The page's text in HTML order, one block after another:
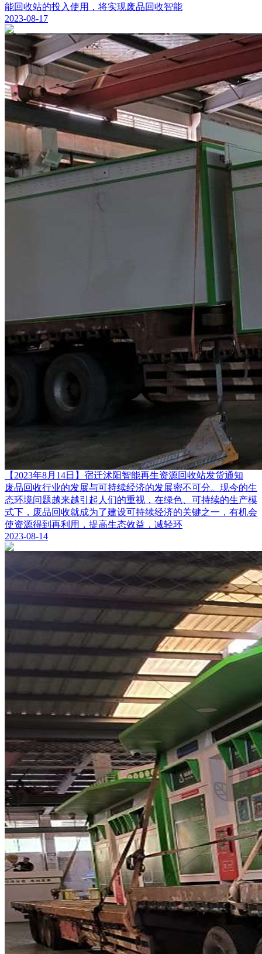
能回收站的投入使用，将实现废品回收智能
2023-08-17
【2023年8月14日】宿迁沭阳智能再生资源回收站发货通知
废品回收行业的发展与可持续经济的发展密不可分。现今的生
态环境问题越来越引起人们的重视，在绿色、可持续的生产模
式下，废品回收就成为了建设可持续经济的关键之一，有机会
使资源得到再利用，提高生态效益，减轻环
2023-08-14